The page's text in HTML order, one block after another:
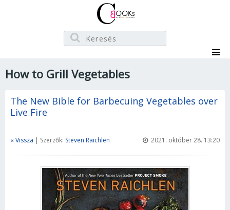
How to Grill Vegetables
The New Bible for Barbecuing Vegetables over
Live Fire
« Vissza | Szerzők: Steven Raichlen 2021. október 28. 13:20